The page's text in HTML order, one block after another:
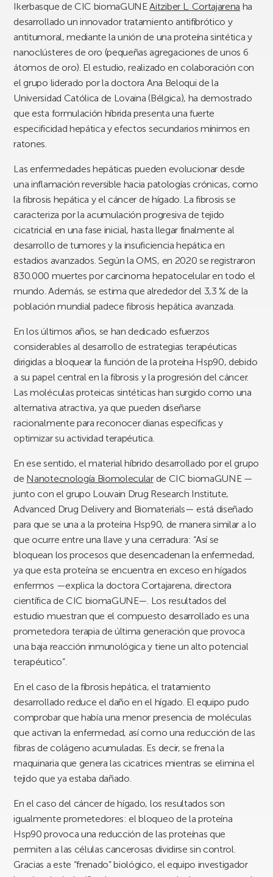
Ikerbasque de CIC biomaGUNEAitziber L. Cortajarena ha
desarrollado un innovador tratamiento antifibrótico y
antitumoral, mediante la unión de una proteína sintética y
nanoclústeres de oro (pequeñas agregaciones de unos 6
átomos de oro). El estudio, realizado en colaboración con
el grupo liderado por la doctora Ana Beloqui de la
Universidad Católica de Lovaina (Bélgica), ha demostrado
que esta formulación híbrida presenta una fuerte
especificidad hepática y efectos secundarios mínimos en
ratones.
Las enfermedades hepáticas pueden evolucionar desde
una inflamación reversible hacia patologías crónicas, como
la fibrosis hepática y el cáncer de hígado. La fibrosis se
caracteriza por la acumulación progresiva de tejido
cicatricial en una fase inicial, hasta llegar finalmente al
desarrollo de tumores y la insuficiencia hepática en
estadios avanzados. Según la OMS, en 2020 se registraron
830.000 muertes por carcinoma hepatocelular en todo el
mundo. Además, se estima que alrededor del 3,3 % de la
población mundial padece fibrosis hepática avanzada.
En los últimos años, se han dedicado esfuerzos
considerables al desarrollo de estrategias terapéuticas
dirigidas a bloquear la función de la proteína Hsp90, debido
a su papel central en la fibrosis y la progresión del cáncer.
Las moléculas proteicas sintéticas han surgido como una
alternativa atractiva, ya que pueden diseñarse
racionalmente para reconocer dianas específicas y
optimizar su actividad terapéutica.
En ese sentido, el material híbrido desarrollado por el grupo
de Nanotecnología Biomolecularde CIC biomaGUNE —
junto con el grupo Louvain Drug Research Institute,
Advanced Drug Delivery and Biomaterials— está diseñado
para que se una a la proteína Hsp90, de manera similar a lo
que ocurre entre una llave y una cerradura: “Así se
bloquean los procesos que desencadenan la enfermedad,
ya que esta proteína se encuentra en exceso en hígados
enfermos —explica la doctora Cortajarena, directora
científica de CIC biomaGUNE—. Los resultados del
estudio muestran que el compuesto desarrollado es una
prometedora terapia de última generación que provoca
una baja reacción inmunológica y tiene un alto potencial
terapéutico”.
En el caso de la fibrosis hepática, el tratamiento
desarrollado reduce el daño en el hígado. El equipo pudo
comprobar que había una menor presencia de moléculas
que activan la enfermedad, así como una reducción de las
fibras de colágeno acumuladas. Es decir, se frena la
maquinaria que genera las cicatrices mientras se elimina el
tejido que ya estaba dañado.
En el caso del cáncer de hígado, los resultados son
igualmente prometedores: el bloqueo de la proteína
Hsp90 provoca una reducción de las proteínas que
permiten a las células cancerosas dividirse sin control.
Gracias a este “frenado” biológico, el equipo investigador